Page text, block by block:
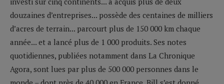
douzaines d’entreprises... possède des centaines de milliers
d’acres de terrain... parcourt plus de 150 000 km chaque
année... et a lancé plus de 1 000 produits. Ses notes
quotidiennes, publiées notamment dans La Chronique
Agora, sont lues par plus de 500 000 personnes dans le